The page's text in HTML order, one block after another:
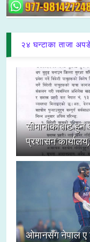
२४ घन्टाका ताजा
सीमानाकाबाट
प्रशासन
ओमानसँग नेपाल ए